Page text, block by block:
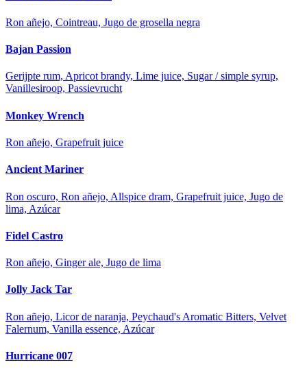
Ron añejo, Cointreau, Jugo de grosella negra
Bajan Passion
Gerijpte rum, Apricot brandy, Lime juice, Sugar / simple syrup,
Vanillesiroop, Passievrucht
Monkey Wrench
Ron añejo, Grapefruit juice
Ancient Mariner
Ron oscuro, Ron añejo, Allspice dram, Grapefruit juice, Jugo de
lima, Azúcar
Fidel Castro
Ron añejo, Ginger ale, Jugo de lima
Jolly Jack Tar
Ron añejo, Licor de naranja, Peychaud's Aromatic Bitters, Velvet
Falernum, Vanilla essence, Azúcar
Hurricane 007